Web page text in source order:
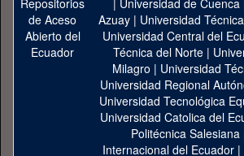
| Universidad de Cuenca
Azuay| Universidad
Universidad Central del
Técnica del Norte |
Milagro | Universidad
Universidad Regional
Universidad Tecnológica
Universidad Catolica del
Politécnica Salesiana
Internacional del Ecuador |